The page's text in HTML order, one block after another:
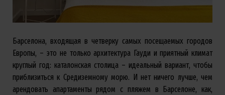
Барселона, входящая в четверку самых посещаемых городов
Европы, – это не только архитектура Гауди и приятный климат
круглый год: каталонская столица – идеальный вариант, чтобы
приблизиться к Средиземному морю. И нет ничего лучше, чем
арендовать апартаменты рядом с пляжем в Барселоне, как,